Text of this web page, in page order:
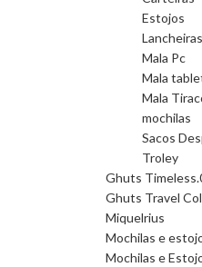
Estojos
Lancheiras
Mala Pc
Mala
Mala
mochilas
Sacos
Troley
Ghuts
Ghuts Travel
Miquelrius
Mochilas e
Mochilas e